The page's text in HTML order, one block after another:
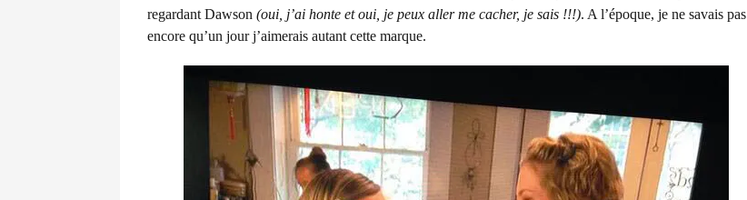
regardant Dawson (oui, j’ai honte et oui, je peux aller me cacher, je sais !!!). A l’époque, je ne savais pas
encore qu’un jour j’aimerais autant cette marque.